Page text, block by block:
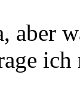
aber
ich